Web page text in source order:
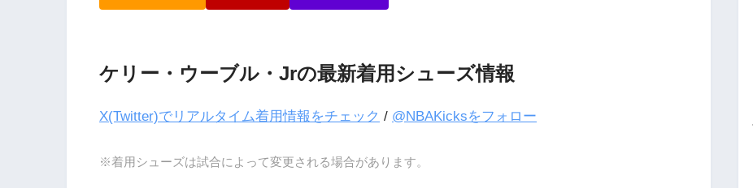
ケリー・ウーブル・Jrの最新着用シューズ情報
X(Twitter)でリアルタイム着用情報をチェック / @NBAKicksをフォロー
※着用シューズは試合によって変更される場合があります。